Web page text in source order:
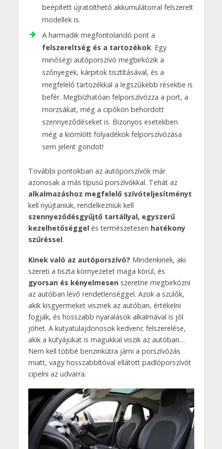
beépített újratölthető akkumulátorral felszerelt
modellek is.
A harmadik megfontolandó pont a
felszereltség és a tartozékok. Egy
minőségi autóporszívó megbirkózik a
szőnyegek, kárpitok tisztításával, és a
megfelelő tartozékkal a legszűkebb résekbe is
befér. Megbízhatóan felporszívózza a port, a
morzsákat, még a cipőkön behordott
szennyeződéseket is. Bizonyos esetekben
még a kiömlött folyadékok felporszívózása
sem jelent gondot!
További pontokban az autóporszívók már
azonosak a más típusú porszívókkal. Tehát az
alkalmazáshoz megfelelő szívóteljesítményt
kell nyújtaniuk, rendelkezniük kell
szennyeződésgyűjtő tartállyal, egyszerű
kezelhetőséggelés természetesen hatékony
szűréssel.
Kinek való az autóporszívó? Mindenkinek, aki
szereti a tiszta környezetet maga körül, és
gyorsan és kényelmesenszeretne megbirkózni
az autóban lévő rendetlenséggel. Azok a szülők,
akik kisgyermeket visznek az autóban, értékelni
fogják, és hosszabb nyaralások alkalmával is jól
jöhet. A kutyatulajdonosok kedvenc felszerelése,
akik a kutyájukat is magukkal viszik az autóban…
Nem kell többé benzinkútra járni a porszívózás
miatt, vagy hosszabbítóval ellátott padlóporszívót
cipelni az udvarra.